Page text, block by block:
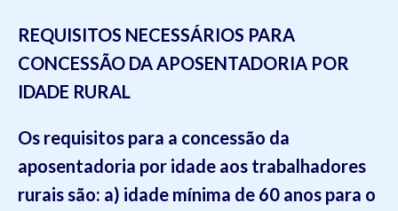
REQUISITOS NECESSÁRIOS PARA
CONCESSÃO DA APOSENTADORIA POR
IDADE RURAL
Os requisitos para a concessão da
aposentadoria por idade aos trabalhadores
rurais são: a) idade mínima de 60 anos para o